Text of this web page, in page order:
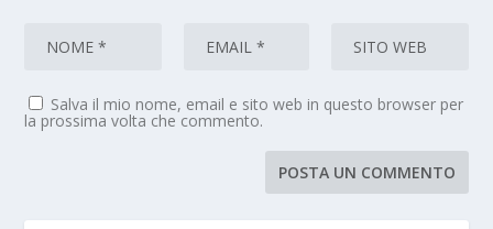
Salva il mio nome, email e sito web in questo browser per
la prossima volta che commento.